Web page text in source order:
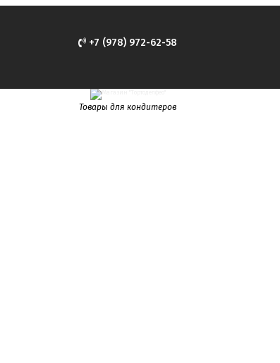
+7 (978) 972-62-58
Товары для кондитеров